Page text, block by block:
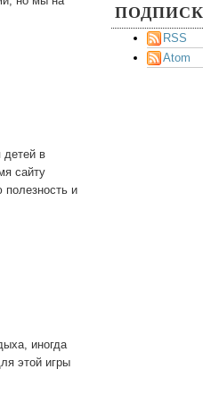
детей в
сайту
полезность и
иногда
этой игры
RSS
Atom